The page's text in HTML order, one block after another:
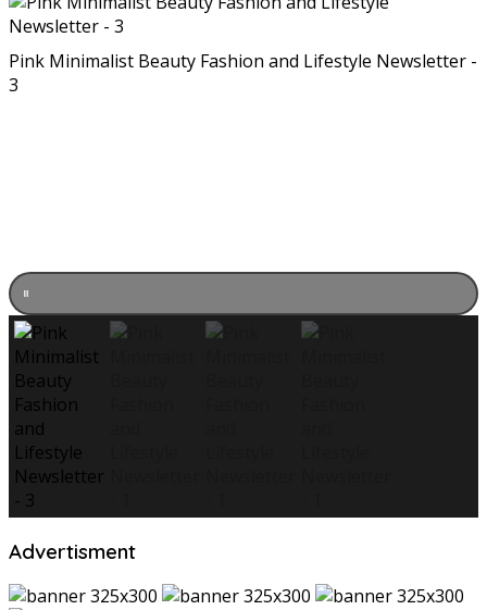
Pink Minimalist Beauty Fashion and Lifestyle Newsletter -
3
Advertisment